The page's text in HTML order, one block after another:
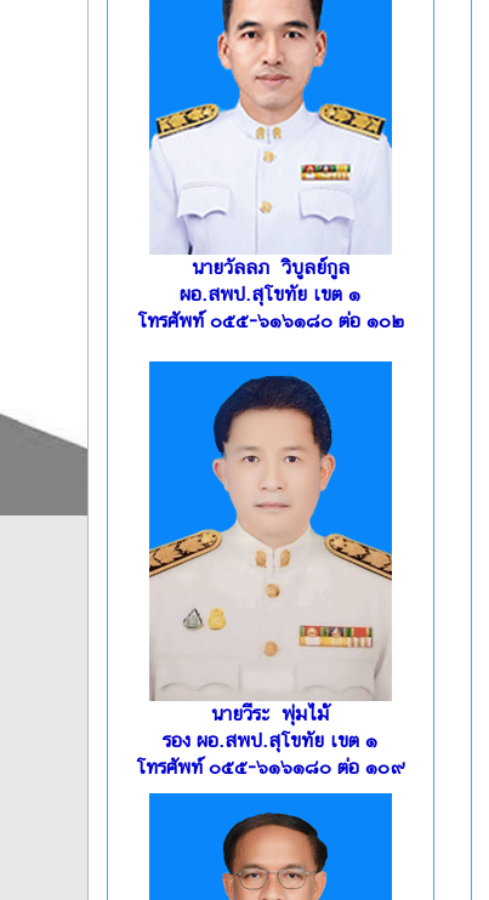
นายวัลลภ วิบูลย์กูล
ผอ.สพป.สุโขทัย เขต ๑
โทรศัพท์ ๐๕๕-๖๑๖๑๘๐ ต่อ ๑๐๒
นายวีระ พุ่มไม้
รอง ผอ.สพป.สุโขทัย เขต ๑
โทรศัพท์ ๐๕๕-๖๑๖๑๘๐ ต่อ ๑๐๙